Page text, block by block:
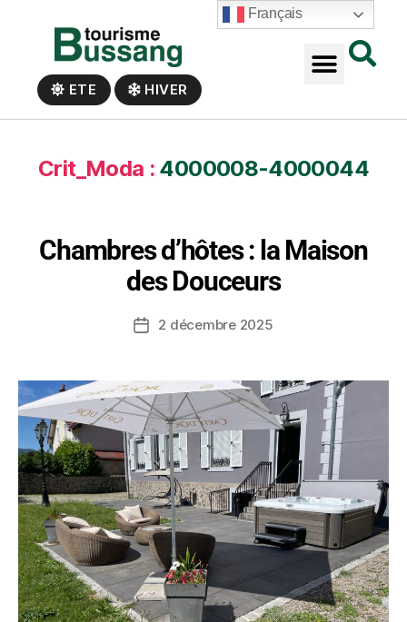
ETE HIVER
Crit_Moda : 4000008-4000044
Chambres d’hôtes : la Maison
des Douceurs
2 décembre 2025
Français
Panneau de gestion des cookies